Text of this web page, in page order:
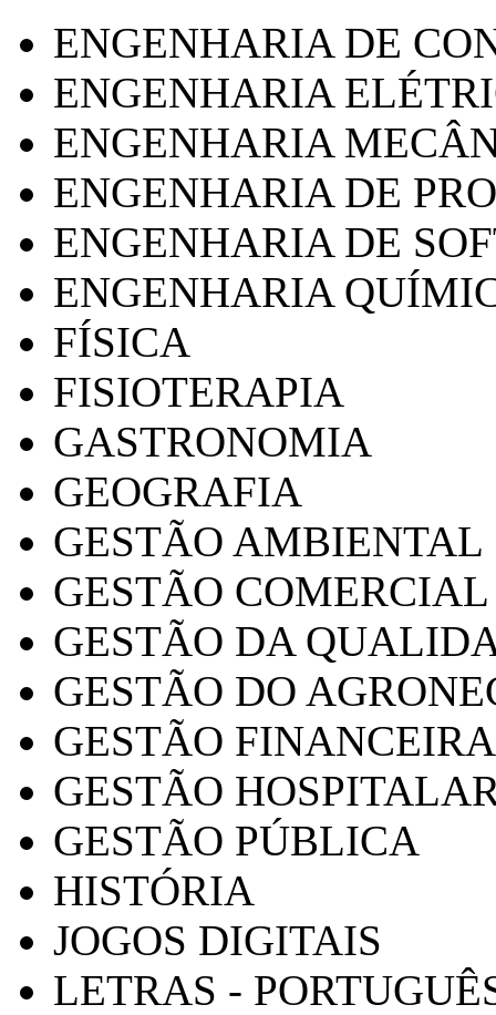
ENGENHARIA DE
ENGENHARIA
ENGENHARIA
ENGENHARIA DE
ENGENHARIA DE
ENGENHARIA
FÍSICA
FISIOTERAPIA
GASTRONOMIA
GEOGRAFIA
GESTÃO AMBIENTAL
GESTÃO COMERCIAL
GESTÃO DA
GESTÃO DO
GESTÃO FINANCEIRA
GESTÃO
GESTÃO PÚBLICA
HISTÓRIA
JOGOS DIGITAIS
LETRAS -